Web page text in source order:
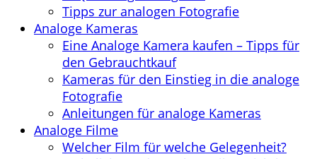
Tipps zur analogen Fotografie
Analoge Kameras
Eine Analoge Kamera kaufen – Tipps für
den Gebrauchtkauf
Kameras für den Einstieg in die analoge
Fotografie
Anleitungen für analoge Kameras
Analoge Filme
Welcher Film für welche Gelegenheit?